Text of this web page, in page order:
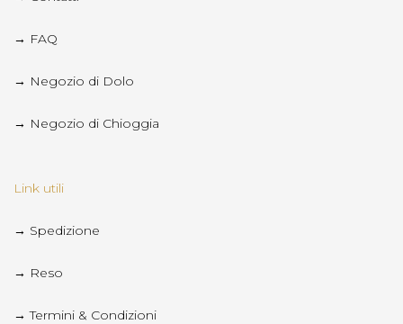
→ FAQ
→ Negozio di Dolo
→ Negozio di Chioggia
Link utili
→ Spedizione
→ Reso
→ Termini & Condizioni